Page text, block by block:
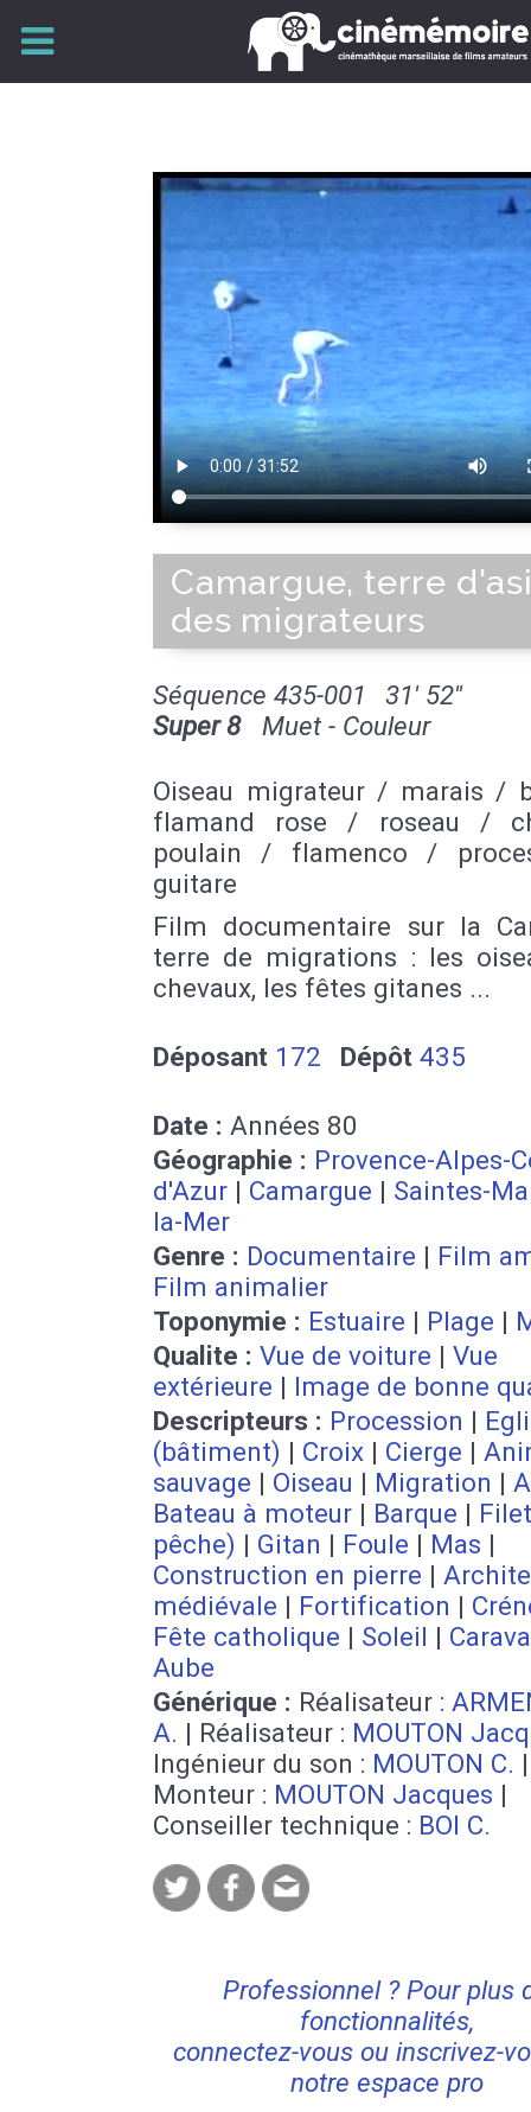
Camargue, terre
des migrateurs
Séquence 435-001
31' 52''
Super 8Muet - Couleur
Oiseau migrateur / marais /
flamand rose / roseau /
poulain / flamenco /
guitare
Film documentaire sur la
terre de migrations : les
chevaux, les fêtes gitanes ...
Déposant 172 Dépôt 435
Date : Années 80
Géographie : Provence-Alpes-
d'Azur | Camargue | Saintes-
la-Mer
Genre : Documentaire | Film
Film animalier
Toponymie : Estuaire | Plage |
Qualite : Vue de voiture | Vue
extérieure | Image de bonne
Descripteurs : Procession |
(bâtiment) | Croix | Cierge |
sauvage | Oiseau | Migration |
Bateau à moteur | Barque |
pêche) | Gitan | Foule | Mas |
Construction en pierre |
médiévale | Fortification |
Fête catholique | Soleil |
Aube
Générique : Réalisateur :
A. | Réalisateur : MOUTON
Ingénieur du son : MOUTON C. |
Monteur : MOUTON Jacques |
Conseiller technique : BOI C.
Professionnel ? Pour plus
fonctionnalités,
connectez-vous ou inscrivez-
notre espace pro